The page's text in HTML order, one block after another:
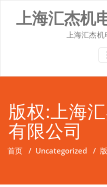
content上海汇杰机
上海汇杰机
版权:上海
有限公司
首页 / Uncategorized /